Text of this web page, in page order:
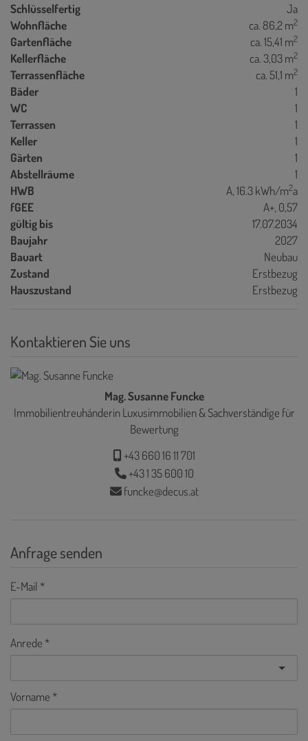
Schlüsselfertig
Ja
Wohnfläche
ca. 86,2 m2
Gartenfläche ca. 15,41 m2
Kellerfläche ca. 3,03 m2
Terrassenfläche ca. 51,1 m2
Bäder
1
WC
1
Terrassen
1
Keller
1
Gärten
1
Abstellräume
1
HWB
A, 16.3 kWh/m2a
fGEE
A+, 0,57
gültig bis
17.07.2034
Baujahr
2027
Bauart
Neubau
Zustand
Erstbezug
Hauszustand
Erstbezug
Kontaktieren Sie uns
Mag. Susanne Funcke
Immobilientreuhänderin Luxusimmobilien & Sachverständige für
Bewertung
+43 660 16 11 701
+43 1 35 600 10
funcke@decus.at
Anfrage senden
E-Mail
Anrede
Vorname